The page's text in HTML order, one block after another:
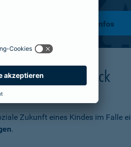
mehr Infos
KISS im Überblick
Zukunft eines Kindes im Falle
.